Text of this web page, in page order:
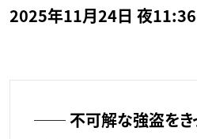
2025年11月24日 夜
── 不可解な強盗をき